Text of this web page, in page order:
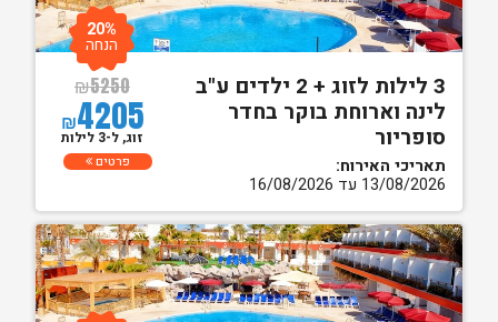
3 לילות לזוג + 2 ילדים ע"ב
לינה וארוחת בוקר בחדר
סופריור
תאריכי האירוח:
13/08/2026 עד 16/08/2026
₪5250
₪4205
20%
הנחה
זוג, ל-3 לילות
פרטים